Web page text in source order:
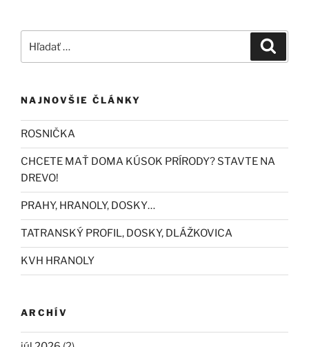
NAJNOVŠIE ČLÁNKY
ROSNIČKA
CHCETE MAŤ DOMA KÚSOK PRÍRODY? STAVTE NA
DREVO!
PRAHY, HRANOLY, DOSKY…
TATRANSKÝ PROFIL, DOSKY, DLÁŽKOVICA
KVH HRANOLY
ARCHÍV